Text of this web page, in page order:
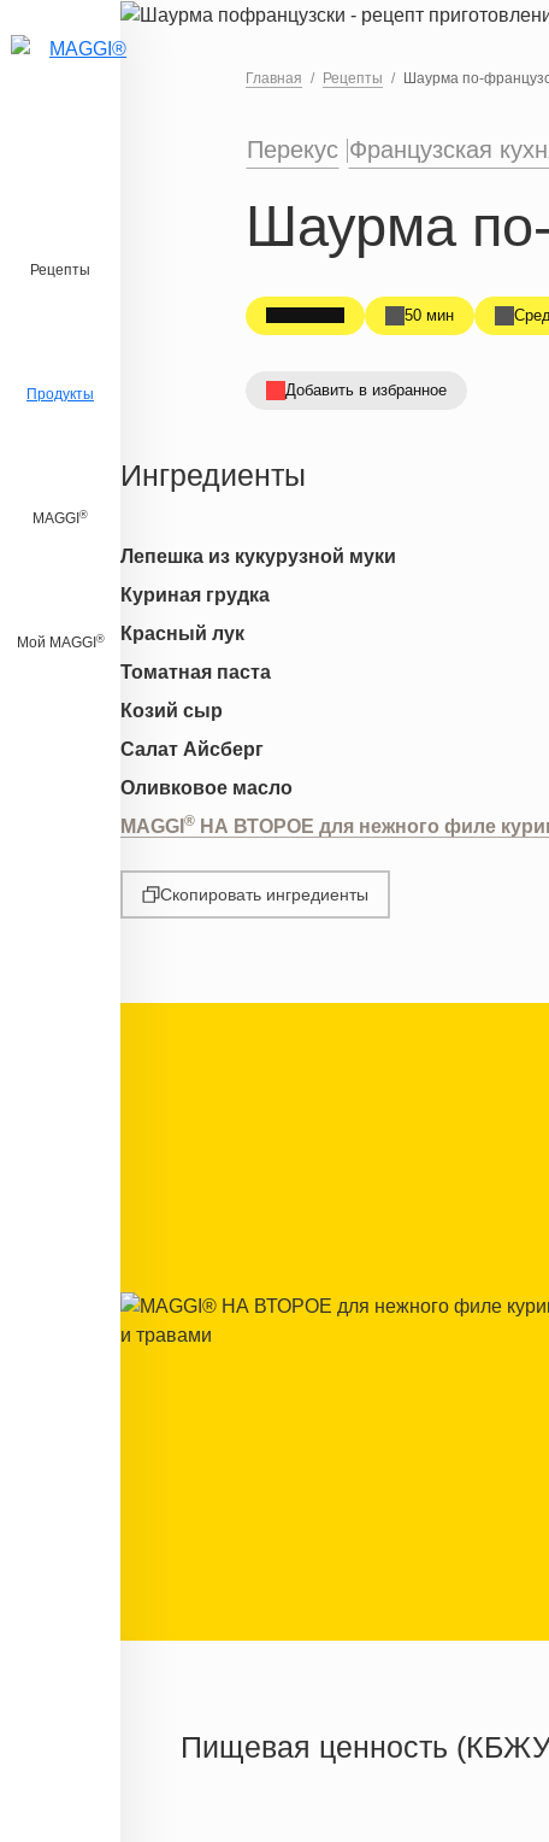
Перейти к основному содержанию
Рецепты
Продукты
MAGGI ®
Мой MAGGI ®
Главная Рецепты Шаурма по-
Перекус Французская
Шаурма
50 мин
Добавить в избранное
Ингредиенты
Лепешка из кукурузной муки
Куриная грудка
Красный лук
Томатная паста
Козий сыр
Салат Айсберг
Оливковое масло
MAGGI ® НА ВТОРОЕ для нежного филе
Скопировать ингредиенты
Пищевая ценность